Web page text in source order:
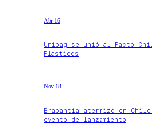
Abr 16
Unibag se unió al Pacto
Plásticos
Nov 18
Brabantia aterrizó en
evento de lanzamiento